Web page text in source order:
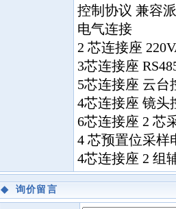
控制协议 兼容
电气连接
2 芯连接座
3芯连接座
5芯连接座 云台
4芯连接座 镜头
6芯连接座 2 芯
4 芯预置位采样
4芯连接座 2 组
◆ 询价留言